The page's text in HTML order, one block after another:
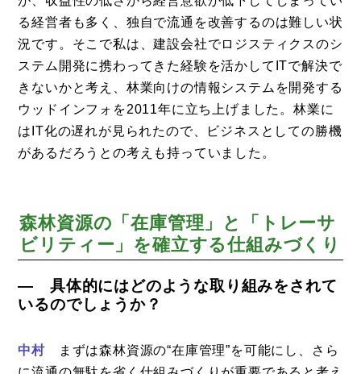
る経営者も多く、独自で流通を改善するのは難しい状
況です。そこで私は、建設会社でロジスティクスのシ
ステム開発に携わってきた経験を活かしてITで解決で
きないかと考え、林業向けの情報システムを開発する
ウッドインフォを2011年に立ち上げました。林業に
はIT化の遅れが見られたので、ビジネスとしての勝機
があるだろうとの考えも持っていました。
森林資源の「在庫管理」と「トレーサ
ビリティー」を確立する仕組みづくり
― 具体的にはどのような取り組みをされて
いるのでしょうか？
中村 まずは森林資源の“在庫管理”を可能にし、さら